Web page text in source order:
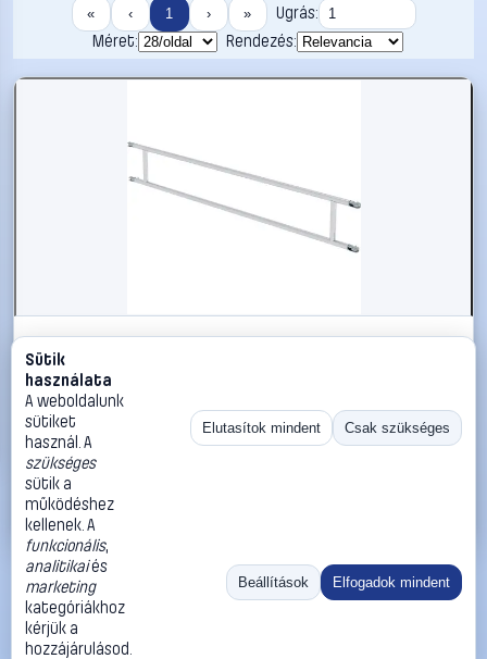
« ‹ 1 › »
Ugrás:
Méret:
Rendezés:
MUNK Günzburger Steigtechnik 27957 Korlátok 3,00 m
mentén 1 db
MUNK Günzburger Steigtechnik
Tartozékok lépcsőkhöz, fellépőkhöz, állványokhoz
63 990 Ft
Kosárba
«
Ugrás:
Méret:
Rendezés:
©2026
ÁSZF
Sütik
használata
A weboldalunk
sütiket
használ. A
szükséges
sütik a
működéshez
kellenek. A
funkcionális,
analitikaiés
marketing
kategóriákhoz
kérjük a
hozzájárulásod.
Elutasítok mindent Csak szükséges
Beállítások Elfogadok mindent